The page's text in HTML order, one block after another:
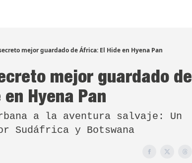
mejor guardado de África: El Hide en Hyena Pan
mejor guardado de
Hyena Pan
a la aventura salvaje: Un
Sudáfrica y Botswana